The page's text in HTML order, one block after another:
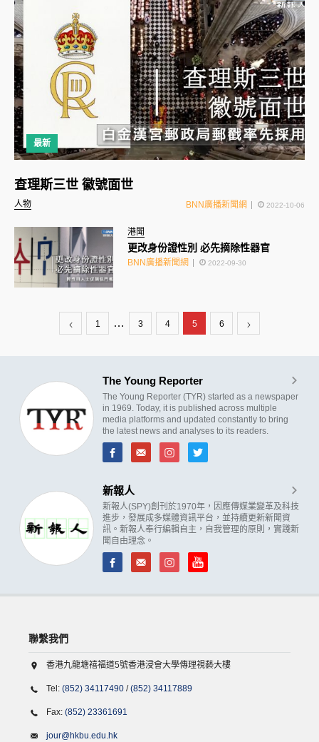
最新
人物
查理斯三世 徽號面世
BNN廣播新聞網 2022-10-06
港聞
更改身份證性別 必先摘除性器官
BNN廣播新聞網 2022-09-30
1 … 3 4 5 6
The Young Reporter
The Young Reporter (TYR) started as a newspaper
in 1969. Today, it is published across multiple
media platforms and updated constantly to bring
the latest news and analyses to its readers.
新報人
新報人(SPY)創刊於1970年，因應傳媒業變革及科技
進步，發展成多媒體資訊平台，並持續更新新聞資
訊。新報人奉行編輯自主，自我管理的原則，實踐新
聞自由理念。
聯繫我們
香港九龍塘禧福道5號香港浸會大學傳理視藝大樓
Tel: (852) 34117490 /(852) 34117889
Fax: (852) 23361691
jour@hkbu.edu.hk